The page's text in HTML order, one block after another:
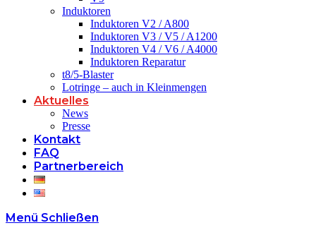
Induktoren
Induktoren V2 / A800
Induktoren V3 / V5 / A1200
Induktoren V4 / V6 / A4000
Induktoren Reparatur
t8/5-Blaster
Lotringe – auch in Kleinmengen
Aktuelles
News
Presse
Kontakt
FAQ
Partnerbereich
Menü Schließen